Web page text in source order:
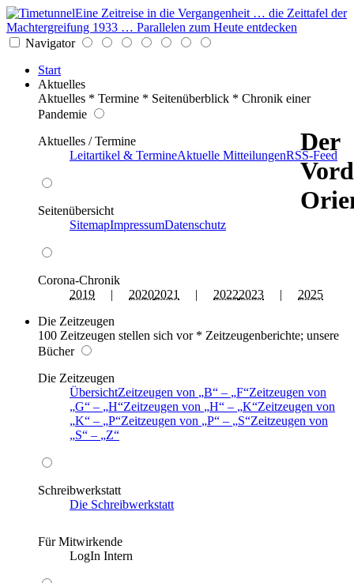
Eine Zeitreise in die Vergangenheit … die Zeittafel der
Machtergreifung 1933 … Parallelen zum Heute entdecken
Navigator
Start
Aktuelles
Aktuelles * Termine * Seitenüberblick * Chronik einer
Pandemie
Aktuelles / Termine
Leitartikel & TermineAktuelle MitteilungenRSS-Feed
Seitenübersicht
SitemapImpressumDatenschutz
Corona-Chronik
2019 | 20202021 | 20222023 | 2025
Die Zeitzeugen
100 Zeitzeugen stellen sich vor * Zeitzeugenberichte; unsere
Bücher
Die Zeitzeugen
ÜbersichtZeitzeugen von B – F Zeitzeugen von
G
– H Zeitzeugen von H – K Zeitzeugen von
K
– P Zeitzeugen von P – S Zeitzeugen von
S
– Z
Schreibwerkstatt
Die Schreibwerkstatt
Für Mitwirkende
LogIn Intern
Der